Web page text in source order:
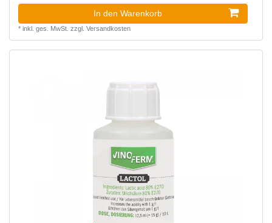
In den Warenkorb
* inkl. ges. MwSt. zzgl. Versandkosten